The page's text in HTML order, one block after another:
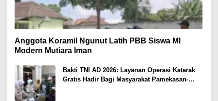
Anggota Koramil Ngunut Latih PBB Siswa MI
Modern Mutiara Iman
Bakti TNI AD 2026: Layanan Operasi Katarak
Gratis Hadir Bagi Masyarakat Pamekasan-